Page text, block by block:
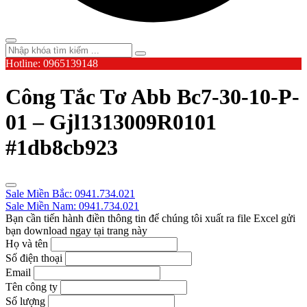
Hotline: 0965139148
Công Tắc Tơ Abb Bc7-30-10-P-
01 – Gjl1313009R0101
#1db8cb923
Sale Miền Bắc: 0941.734.021
Sale Miền Nam: 0941.734.021
Bạn cần tiến hành điền thông tin để chúng tôi xuất ra file Excel gửi
bạn download ngay tại trang này
Họ và tên
Số điện thoại
Email
Tên công ty
Số lượng